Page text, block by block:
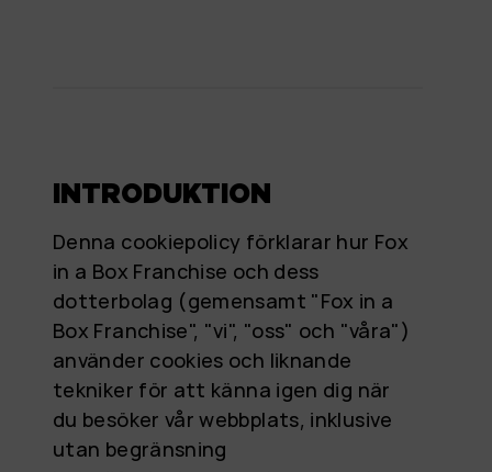
INTRODUKTION
Denna cookiepolicy förklarar hur Fox
in a Box Franchise och dess
dotterbolag (gemensamt "Fox in a
Box Franchise", "vi", "oss" och "våra")
använder cookies och liknande
tekniker för att känna igen dig när
du besöker vår webbplats, inklusive
utan begränsning